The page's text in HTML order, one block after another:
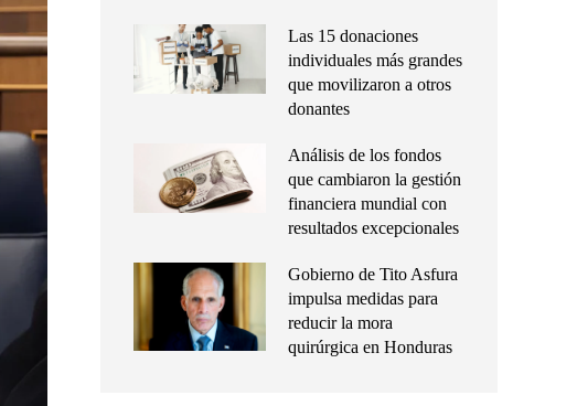
Las 15 donaciones
individuales más grandes
que movilizaron a otros
donantes
Análisis de los fondos
que cambiaron la gestión
financiera mundial con
resultados excepcionales
Gobierno de Tito Asfura
impulsa medidas para
reducir la mora
quirúrgica en Honduras